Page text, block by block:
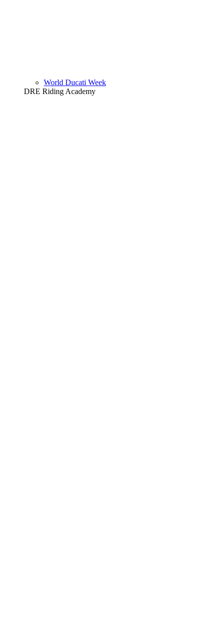
World Ducati Week
DRE Riding Academy